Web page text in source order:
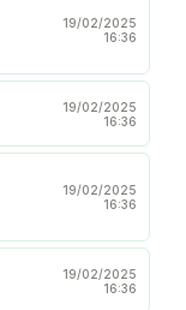
19/02/2025
16:36
19/02/2025
16:36
19/02/2025
16:36
19/02/2025
16:36